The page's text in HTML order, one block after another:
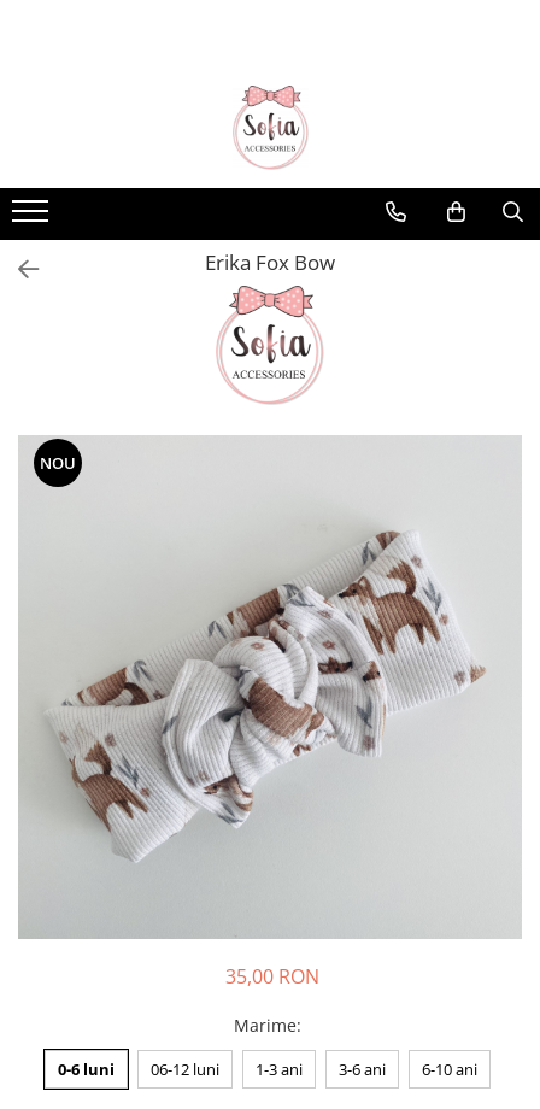
Emma Collection
Lina Collection
Gloria Collection
Audrey Collection
Erika Fox Bow
NOU
35,00 RON
Marime:
0-6 luni 06-12 luni 1-3 ani 3-6 ani 6-10 ani